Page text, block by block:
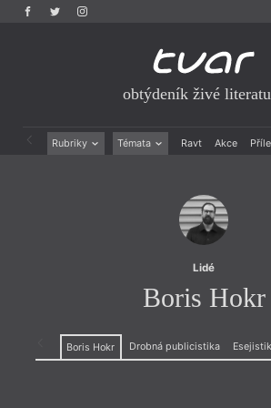
obtýdeník živé
Rubriky Témata Ravt Akce
Lidé
Boris Hokr
Boris Hokr Drobná publicistika